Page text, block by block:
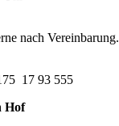
nach Vereinbarung.
17 93 555
Hof